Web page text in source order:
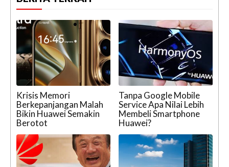
Krisis Memori
Berkepanjangan Malah
Bikin Huawei Semakin
Berotot
Tanpa Google Mobile
Service Apa Nilai Lebih
Membeli Smartphone
Huawei?